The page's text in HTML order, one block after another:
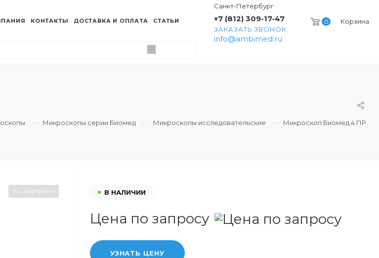
0 Корзина
Санкт-Петербург
+7 (812) 309-17-47
ЗАКАЗАТЬ ЗВОНОК
info@ambimed.ru
КОНТАКТЫ ДОСТАВКА И ОПЛАТА СТАТЬИ
Микроскопы серии Биомед Микроскопы исследовательские Микpоскоп Биомед 4 ПР
В НАЛИЧИИ
Цена по запросу
УЗНАТЬ ЦЕНУ
Вы смотрели